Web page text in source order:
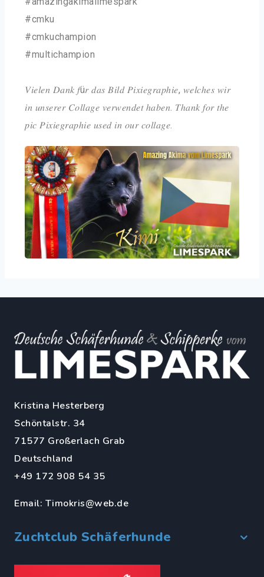
#cmku
#cmkuchampion
#multichampion
𝑉𝑖𝑒𝑙𝑒𝑛 𝐷𝑎𝑛𝑘 𝑓ü𝑟 𝑑𝑎𝑠 𝐵𝑖𝑙𝑑 𝑃𝑖𝑥𝑖𝑒𝑔𝑟𝑎𝑝ℎ𝑖𝑒, 𝑤𝑒𝑙𝑐ℎ𝑒𝑠 𝑤𝑖𝑟
𝑖𝑛 𝑢𝑛𝑠𝑒𝑟𝑒𝑟 𝐶𝑜𝑙𝑙𝑎𝑔𝑒 𝑣𝑒𝑟𝑤𝑒𝑛𝑑𝑒𝑡 ℎ𝑎𝑏𝑒𝑛. 𝑇ℎ𝑎𝑛𝑘 𝑓𝑜𝑟 𝑡ℎ𝑒
𝑝𝑖𝑐 𝑃𝑖𝑥𝑖𝑒𝑔𝑟𝑎𝑝ℎ𝑖𝑒 𝑢𝑠𝑒𝑑 𝑖𝑛 𝑜𝑢𝑟 𝑐𝑜𝑙𝑙𝑎𝑔𝑒.
Kristina Hesterberg
Schöntalstr. 34
71577 Großerlach Grab
Deutschland
+49 172 908 54 35
Email: Timokris@web.de
Zuchtclub Schäferhunde